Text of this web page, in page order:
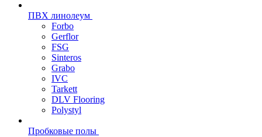
ПВХ линолеум
Forbo
Gerflor
FSG
Sinteros
Grabo
IVC
Tarkett
DLV Flooring
Polystyl
Пробковые полы